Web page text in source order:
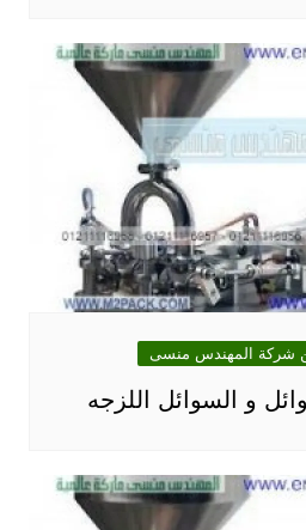
شركة المهندس منسى
و السوائل اللزجه